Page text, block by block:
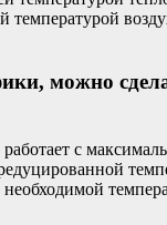
температурой
можно
с